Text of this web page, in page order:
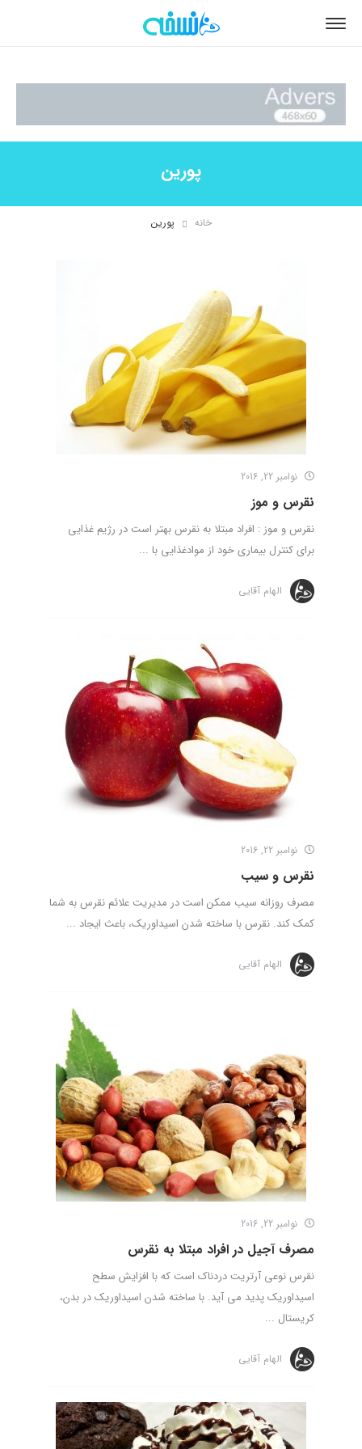
پورین
خانه پورین
نوامبر 22, 2016
نقرس و موز
نقرس و موز : افراد مبتلا به نقرس بهتر است در رژیم غذایی
برای کنترل بیماری خود از موادغذایی با ...
الهام آقایی
نوامبر 22, 2016
نقرس و سیب
مصرف روزانه سیب ممکن است در مدیریت علائم نقرس به شما
کمک کند. نقرس با ساخته شدن اسیداوریک، باعث ایجاد ...
الهام آقایی
نوامبر 22, 2016
مصرف آجیل در افراد مبتلا به نقرس
نقرس نوعی آرتریت دردناک است که با افزایش سطح
اسیداوریک پدید می آید. با ساخته شدن اسیداوریک در بدن،
کریستال ...
الهام آقایی